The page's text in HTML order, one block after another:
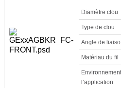
Diamètre clou
Type de clou
Angle de
Matériau du fil
l’application